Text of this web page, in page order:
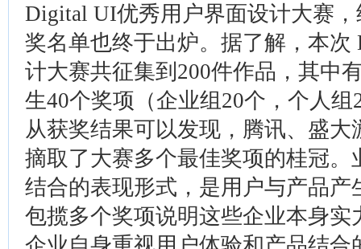
Digital UI优秀用户界面设计大赛
奖名单也终于出炉。据了解，本
计大赛共征集到200件作品，其中
生40个奖项（企业组20个，个人
从获奖结果可以发现，腾讯、盛
摘取了大赛多个最佳奖项的桂冠
结合的表现形式，是用户与产品
包揽多个奖项说明这些企业本身